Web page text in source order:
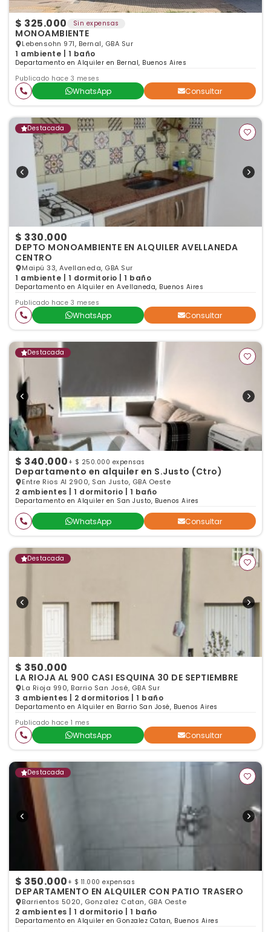
$ 325.000 Sin expensas
MONOAMBIENTE
Lebensohn 971, Bernal, GBA Sur
1 ambiente | 1 baño
Departamento en Alquiler en Bernal, Buenos Aires
Publicado hace 3 meses
WhatsApp Consultar
Destacada
$ 330.000
DEPTO MONOAMBIENTE EN ALQUILER AVELLANEDA
CENTRO
Maipú 33, Avellaneda, GBA Sur
1 ambiente | 1 dormitorio | 1 baño
Departamento en Alquiler en Avellaneda, Buenos Aires
Publicado hace 3 meses
WhatsApp Consultar
Destacada
$ 340.000 + $ 250.000 expensas
Departamento en alquiler en S.Justo (Ctro)
Entre Rios Al 2900, San Justo, GBA Oeste
2 ambientes | 1 dormitorio | 1 baño
Departamento en Alquiler en San Justo, Buenos Aires
WhatsApp Consultar
Destacada
$ 350.000
LA RIOJA AL 900 CASI ESQUINA 30 DE SEPTIEMBRE
La Rioja 990, Barrio San José, GBA Sur
3 ambientes | 2 dormitorios | 1 baño
Departamento en Alquiler en Barrio San José, Buenos Aires
Publicado hace 1 mes
WhatsApp Consultar
Destacada
$ 350.000 + $ 11.000 expensas
DEPARTAMENTO EN ALQUILER CON PATIO TRASERO
Barrientos 5020, Gonzalez Catan, GBA Oeste
2 ambientes | 1 dormitorio | 1 baño
Departamento en Alquiler en Gonzalez Catan, Buenos Aires